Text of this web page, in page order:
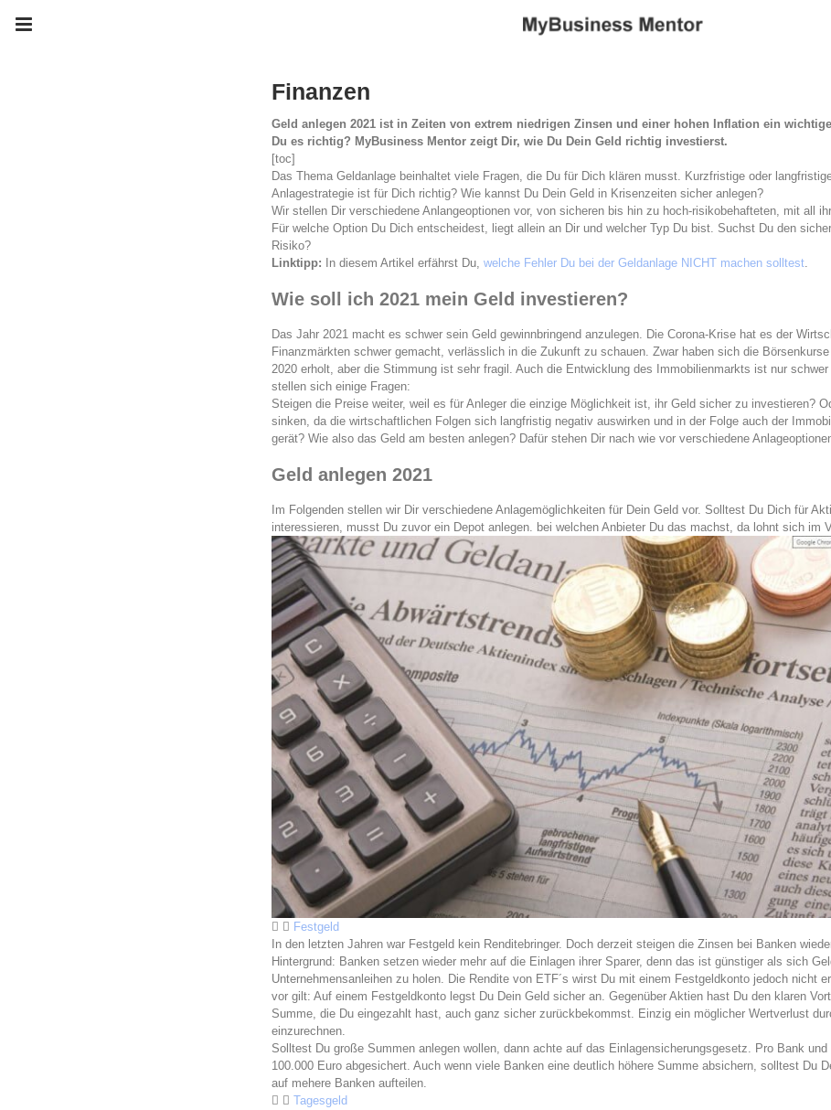
Finanzen
Geld anlegen 2021 ist in Zeiten von extrem niedrigen Zinsen und einer hohen Inflation ein
Du es richtig? MyBusiness Mentor zeigt Dir, wie Du Dein Geld richtig investierst.
[toc]
Das Thema Geldanlage beinhaltet viele Fragen, die Du für Dich klären musst. Kurzfristige oder
Anlagestrategie ist für Dich richtig? Wie kannst Du Dein Geld in Krisenzeiten sicher anlegen?
Wir stellen Dir verschiedene Anlangeoptionen vor, von sicheren bis hin zu hoch-risikobehafteten, mit all
Für welche Option Du Dich entscheidest, liegt allein an Dir und welcher Typ Du bist. Suchst Du den
Risiko?
Linktipp: In diesem Artikel erfährst Du, welche Fehler Du bei der Geldanlage NICHT machen solltest.
Wie soll ich 2021 mein Geld investieren?
Das Jahr 2021 macht es schwer sein Geld gewinnbringend anzulegen. Die Corona-Krise hat es der
Finanzmärkten schwer gemacht, verlässlich in die Zukunft zu schauen. Zwar haben sich die
2020 erholt, aber die Stimmung ist sehr fragil. Auch die Entwicklung des Immobilienmarkts ist nur schwer
stellen sich einige Fragen:
Steigen die Preise weiter, weil es für Anleger die einzige Möglichkeit ist, ihr Geld sicher zu investieren?
sinken, da die wirtschaftlichen Folgen sich langfristig negativ auswirken und in der Folge auch der
gerät? Wie also das Geld am besten anlegen? Dafür stehen Dir nach wie vor verschiedene
Geld anlegen 2021
Im Folgenden stellen wir Dir verschiedene Anlagemöglichkeiten für Dein Geld vor. Solltest Du Dich für
interessieren, musst Du zuvor ein Depot anlegen. bei welchen Anbieter Du das machst, da lohnt sich im
Festgeld
In den letzten Jahren war Festgeld kein Renditebringer. Doch derzeit steigen die Zinsen bei Banken
Hintergrund: Banken setzen wieder mehr auf die Einlagen ihrer Sparer, denn das ist günstiger als sich
Unternehmensanleihen zu holen. Die Rendite von ETF´s wirst Du mit einem Festgeldkonto jedoch nicht
vor gilt: Auf einem Festgeldkonto legst Du Dein Geld sicher an. Gegenüber Aktien hast Du den klaren
Summe, die Du eingezahlt hast, auch ganz sicher zurückbekommst. Einzig ein möglicher Wertverlust
einzurechnen.
Solltest Du große Summen anlegen wollen, dann achte auf das Einlagensicherungsgesetz. Pro Bank
100.000 Euro abgesichert. Auch wenn viele Banken eine deutlich höhere Summe absichern, solltest Du
auf mehere Banken aufteilen.
Tagesgeld